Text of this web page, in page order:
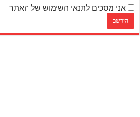
אני מסכים לתנאי השימוש של האתר